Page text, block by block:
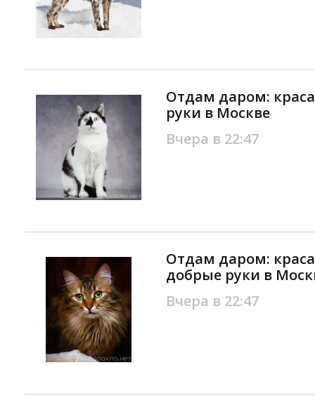
Отдам даром:
руки в Москве
Вчера в 22:47
Отдам даром:
добрые руки в
Вчера в 22:47